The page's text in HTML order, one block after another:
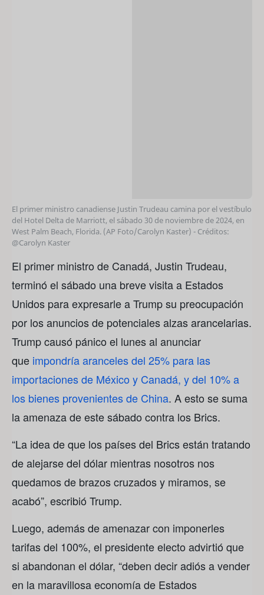
El primer ministro canadiense Justin Trudeau camina por el vestíbulo
del Hotel Delta de Marriott, el sábado 30 de noviembre de 2024, en
West Palm Beach, Florida. (AP Foto/Carolyn Kaster) - Créditos:
@Carolyn Kaster
El primer ministro de Canadá, Justin Trudeau,
terminó el sábado una breve visita a Estados
Unidos para expresarle a Trump su preocupación
por los anuncios de potenciales alzas arancelarias.
Trump causó pánico el lunes al anunciar
que impondría aranceles del 25% para las
importaciones de México y Canadá, y del 10% a
los bienes provenientes de China. A esto se suma
la amenaza de este sábado contra los Brics.
“La idea de que los países del Brics están tratando
de alejarse del dólar mientras nosotros nos
quedamos de brazos cruzados y miramos, se
acabó”, escribió Trump.
Luego, además de amenazar con imponerles
tarifas del 100%, el presidente electo advirtió que
si abandonan el dólar, “deben decir adiós a vender
en la maravillosa economía de Estados